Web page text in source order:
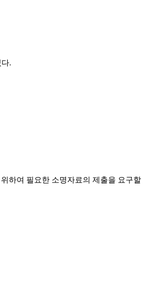
.
하여 필요한 소명자료의 제출을 요구할